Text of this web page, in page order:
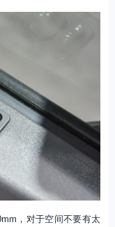
，对于空间不要有太